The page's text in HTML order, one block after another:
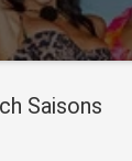
Saisons